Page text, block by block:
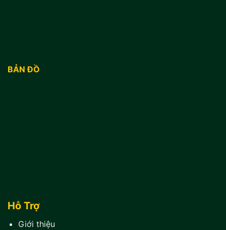
BẢN ĐỒ
Hỗ Trợ
Giới thiệu